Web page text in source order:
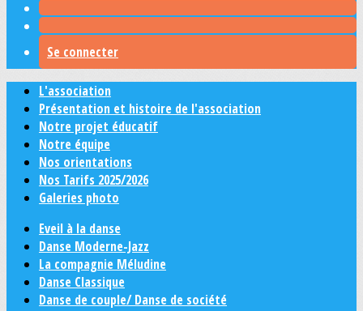
Se connecter
L'association
Présentation et histoire de l'association
Notre projet éducatif
Notre équipe
Nos orientations
Nos Tarifs 2025/2026
Galeries photo
Eveil à la danse
Danse Moderne-Jazz
La compagnie Méludine
Danse Classique
Danse de couple/ Danse de société